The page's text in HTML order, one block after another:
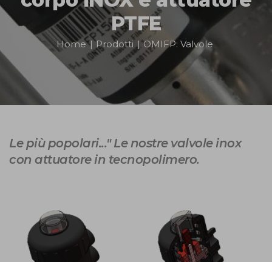
PTFE
Home | Prodotti | OMIFP: Valvole
Le più popolari..." Le nostre valvole inox
con attuatore in tecnopolimero.